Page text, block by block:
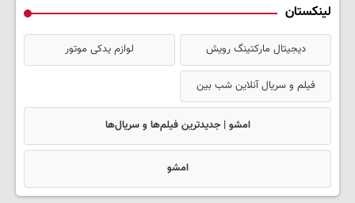
لینکستان
دیجیتال مارکتینگ رویش لوازم یدکی موتور
فیلم و سریال آنلاین شب بین
امشو | جدیدترین فیلم‌ها و سریال‌ها
امشو